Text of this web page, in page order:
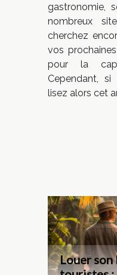
gastronomie,
nombreux
cherchez
vos
pour la
Cependant, si
lisez alors cet
Louer son